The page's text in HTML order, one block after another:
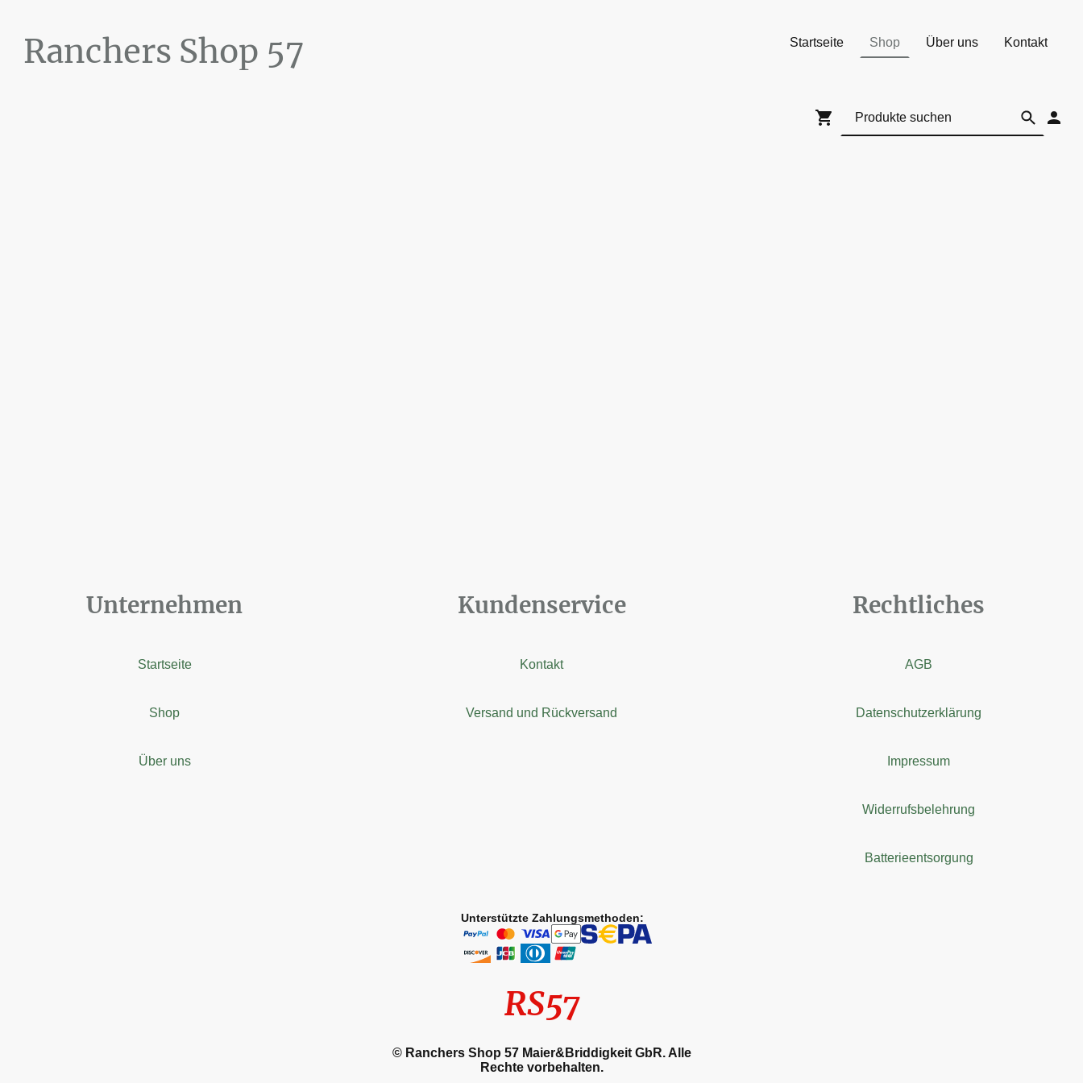
Ranchers Shop 57
Startseite Shop Über uns Kontakt
Unternehmen
Startseite
Shop
Über uns
Kundenservice
Kontakt
Versand und Rückversand
Rechtliches
AGB
Datenschutzerklärung
Impressum
Widerrufsbelehrung
Batterieentsorgung
Unterstützte Zahlungsmethoden:
RS57
© Ranchers Shop 57 Maier&Briddigkeit GbR. Alle
Rechte vorbehalten.